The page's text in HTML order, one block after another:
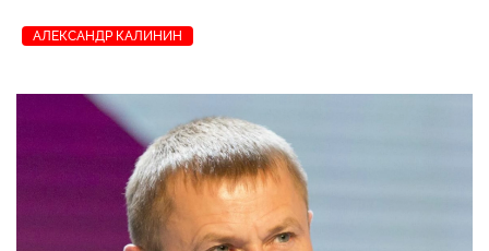
АЛЕКСАНДР КАЛИНИН